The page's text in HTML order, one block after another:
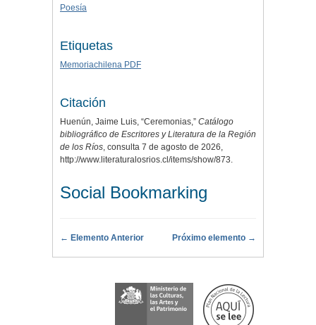
Poesía
Etiquetas
Memoriachilena PDF
Citación
Huenún, Jaime Luis, “Ceremonias,” Catálogo
bibliográfico de Escritores y Literatura de la Región
de los Ríos, consulta 7 de agosto de 2026,
http://www.literaturalosrios.cl/items/show/873.
Social Bookmarking
← Elemento Anterior Próximo elemento →